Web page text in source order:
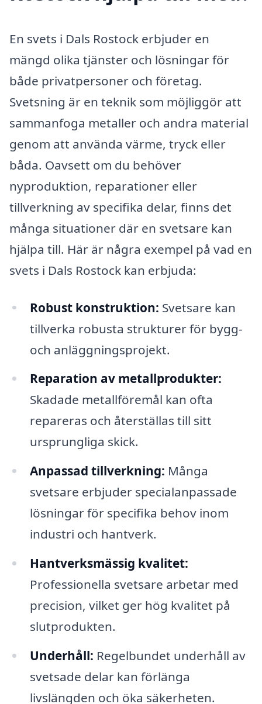
En svets i Dals Rostock erbjuder en
mängd olika tjänster och lösningar för
både privatpersoner och företag.
Svetsning är en teknik som möjliggör att
sammanfoga metaller och andra material
genom att använda värme, tryck eller
båda. Oavsett om du behöver
nyproduktion, reparationer eller
tillverkning av specifika delar, finns det
många situationer där en svetsare kan
hjälpa till. Här är några exempel på vad en
svets i Dals Rostock kan erbjuda:
Robust konstruktion: Svetsare kan
tillverka robusta strukturer för bygg-
och anläggningsprojekt.
Reparation av metallprodukter:
Skadade metallföremål kan ofta
repareras och återställas till sitt
ursprungliga skick.
Anpassad tillverkning: Många
svetsare erbjuder specialanpassade
lösningar för specifika behov inom
industri och hantverk.
Hantverksmässig kvalitet:
Professionella svetsare arbetar med
precision, vilket ger hög kvalitet på
slutprodukten.
Underhåll: Regelbundet underhåll av
svetsade delar kan förlänga
livslängden och öka säkerheten.